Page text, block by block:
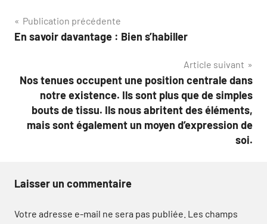
Navigation
de
Publication précédente
En savoir davantage : Bien s’habiller
Article suivant
Nos tenues occupent une position centrale dans
notre existence. Ils sont plus que de simples
bouts de tissu. Ils nous abritent des éléments,
mais sont également un moyen d’expression de
soi.
Laisser un commentaire
Votre adresse e-mail ne sera pas publiée. Les champs